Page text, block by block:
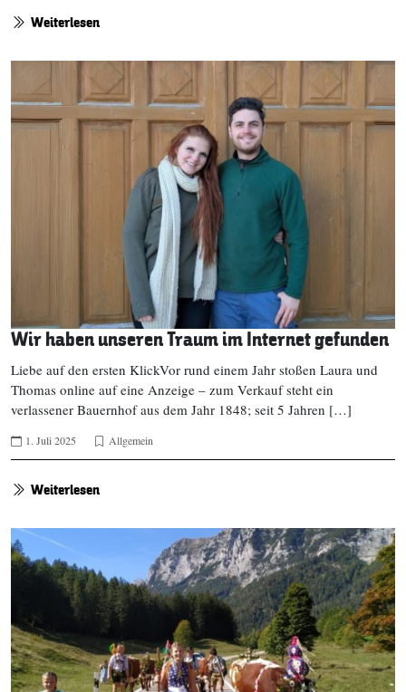
Weiterlesen
Wir haben unseren Traum im Internet gefunden
Liebe auf den ersten KlickVor rund einem Jahr stoßen Laura und
Thomas online auf eine Anzeige – zum Verkauf steht ein
verlassener Bauernhof aus dem Jahr 1848; seit 5 Jahren […]
1. Juli 2025 Allgemein
Weiterlesen